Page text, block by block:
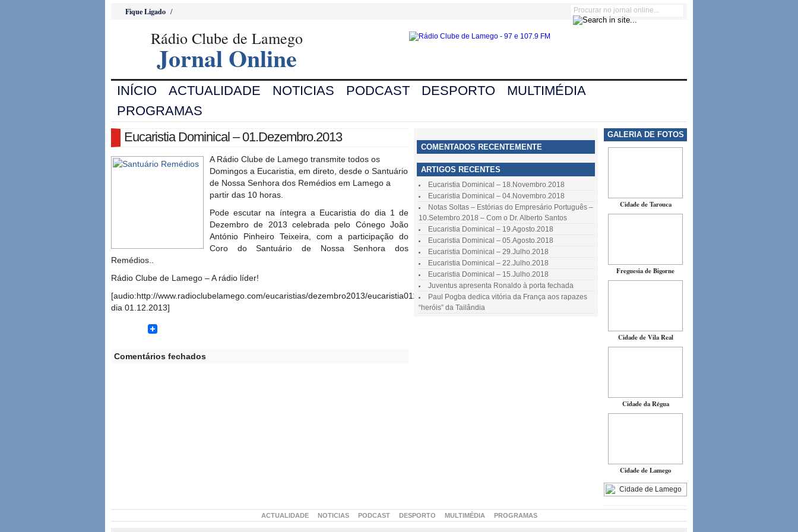
Fique Ligado /
Rádio Clube de Lamego
Jornal Online
INÍCIO ACTUALIDADE NOTICIAS PODCAST DESPORTO
MULTIMÉDIA
PROGRAMAS
Eucaristia Dominical – 01.Dezembro.2013
A Rádio Clube de Lamego transmite todos os
Domingos a Eucaristia, em direto, desde o Santuário
de Nossa Senhora dos Remédios em Lamego a
partir das 10 horas.
Pode escutar na íntegra a Eucaristia do dia 1 de
Dezembro de 2013 celebrada pelo Cónego João
António Pinheiro Teixeira, com a participação do
Coro do Santuário de Nossa Senhora dos
Remédios..
Rádio Clube de Lamego – A rádio líder!
[audio:http://www.radioclubelamego.com/eucaristias/dezembro2013/eucaristia01122013.mp3|titles=Eucaristia
dia 01.12.2013]
Comentários fechados
COMENTADOS RECENTEMENTE
ARTIGOS RECENTES
Eucaristia Dominical – 18.Novembro.2018
Eucaristia Dominical – 04.Novembro.2018
Notas Soltas – Estórias do Empresário Português –
10.Setembro.2018 – Com o Dr. Alberto Santos
Eucaristia Dominical – 19.Agosto.2018
Eucaristia Dominical – 05.Agosto.2018
Eucaristia Dominical – 29.Julho.2018
Eucaristia Dominical – 22.Julho.2018
Eucaristia Dominical – 15.Julho.2018
Juventus apresenta Ronaldo à porta fechada
Paul Pogba dedica vitória da França aos rapazes
“heróis” da Tailândia
GALERIA DE FOTOS
Cidade de Tarouca
Freguesia de Bigorne
Cidade de Vila Real
Cidade da Régua
Cidade de Lamego
ACTUALIDADE NOTICIAS PODCAST DESPORTO MULTIMÉDIA PROGRAMAS